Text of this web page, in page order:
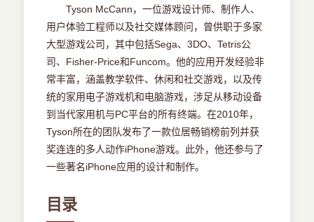
Tyson McCann，一位游戏设计师、制作人、
用户体验工程师以及社交媒体顾问，曾供职于多家
大型游戏公司，其中包括Sega、3DO、Tetris公
司、Fisher-Price和Funcom。他的应用开发经验非
常丰富，涵盖教学软件、休闲和社交游戏，以及传
统的家用电子游戏机和电脑游戏，涉足从移动设备
到当代家用机与PC平台的所有终端。在2010年，
Tyson所在的团队发布了一款位居畅销榜前列并获
奖连连的多人动作iPhone游戏。此外，他还参与了
一些著名iPhone应用的设计和制作。
目录